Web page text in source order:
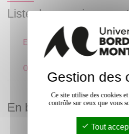
Liste des
Expression écrite 1
Oral 1
En bref
Gestion des
Ce site utilise des cookies
contrôle sur ceux que vous
Tout